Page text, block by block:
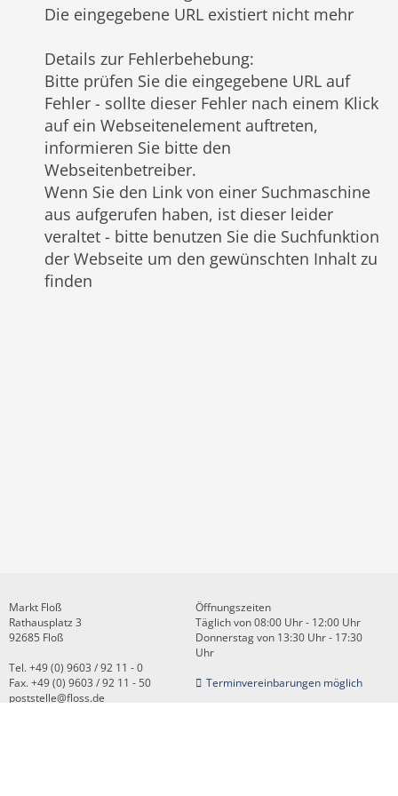
Die eingegebene URL existiert nicht mehr
Details zur Fehlerbehebung:
Bitte prüfen Sie die eingegebene URL auf
Fehler - sollte dieser Fehler nach einem Klick
auf ein Webseitenelement auftreten,
informieren Sie bitte den
Webseitenbetreiber.
Wenn Sie den Link von einer Suchmaschine
aus aufgerufen haben, ist dieser leider
veraltet - bitte benutzen Sie die Suchfunktion
der Webseite um den gewünschten Inhalt zu
finden
Markt Floß
Rathausplatz 3
92685 Floß
Tel. +49 (0) 9603 / 92 11 - 0
Fax. +49 (0) 9603 / 92 11 - 50
poststelle@floss.de
Öffnungszeiten
Täglich von 08:00 Uhr - 12:00 Uhr
Donnerstag von 13:30 Uhr - 17:30
Uhr
Terminvereinbarungen möglich